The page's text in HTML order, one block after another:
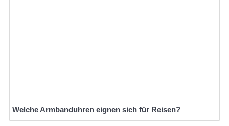
Welche Armbanduhren eignen sich für Reisen?